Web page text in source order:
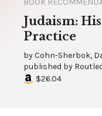
BOOK
Judaism:
Practice
byCohn-Sherbok,
published by
$26.04